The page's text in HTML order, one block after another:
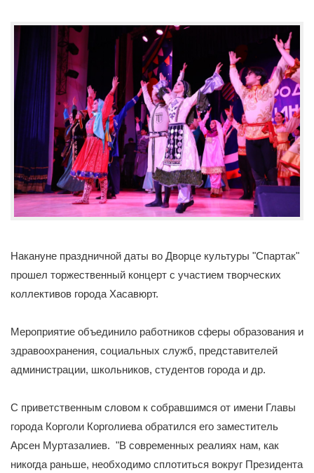
Накануне праздничной даты во Дворце культуры "Спартак"
прошел торжественный концерт с участием творческих
коллективов города Хасавюрт.
Мероприятие объединило работников сферы образования и
здравоохранения, социальных служб, представителей
администрации, школьников, студентов города и др.
С приветственным словом к собравшимся от имени Главы
города Корголи Корголиева обратился его заместитель
Арсен Муртазалиев. "В современных реалиях нам, как
никогда раньше, необходимо сплотиться вокруг Президента